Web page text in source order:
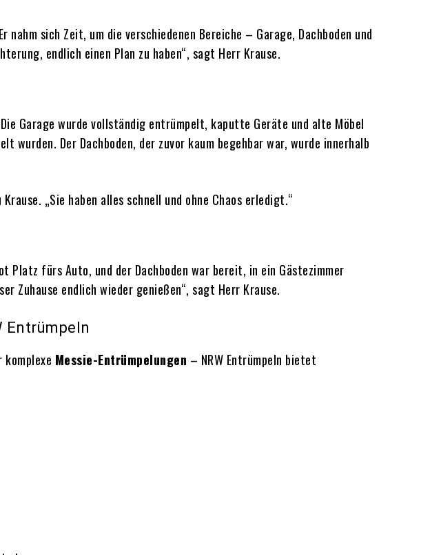
nahm sich Zeit, um die verschiedenen Bereiche – Garage, Dachboden und
endlich einen Plan zu haben“, sagt Herr Krause.
Garage wurde vollständig entrümpelt, kaputte Geräte und alte Möbel
Der Dachboden, der zuvor kaum begehbar war, wurde innerhalb
„Sie haben alles schnell und ohne Chaos erledigt.“
Platz fürs Auto, und der Dachboden war bereit, in ein Gästezimmer
Zuhause endlich wieder genießen“, sagt Herr Krause.
Entrümpeln
komplexe Messie-Entrümpelungen – NRW Entrümpeln bietet